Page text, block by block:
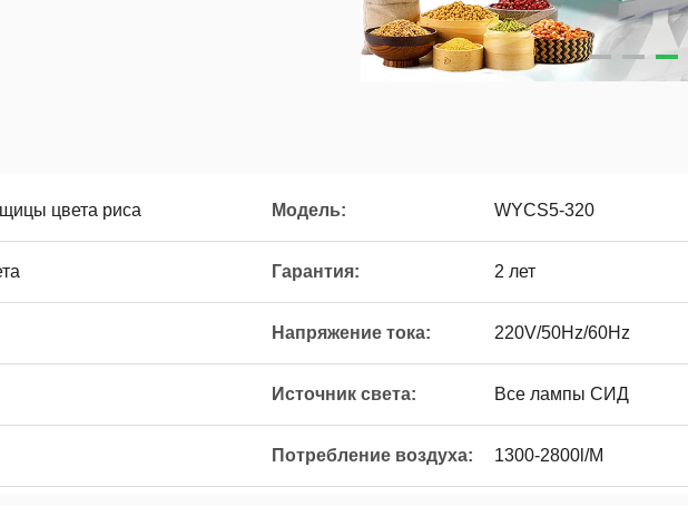
цвета риса Модель: WYCS5-320
Гарантия: 2 лет
Напряжение тока: 220V/50Hz/60Hz
Источник света: Все лампы СИД
Потребление воздуха: 1300-2800l/M